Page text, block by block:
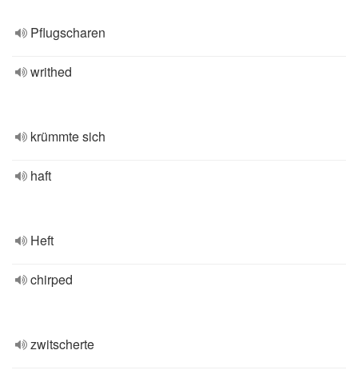
Pflugscharen
writhed
krümmte sich
haft
Heft
chirped
zwitscherte